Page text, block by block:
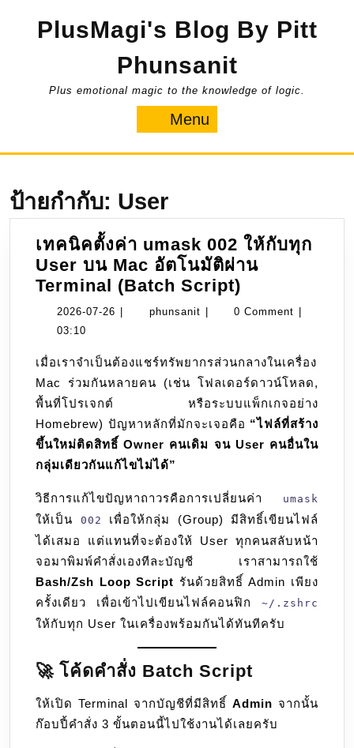
PlusMagi's Blog By Pitt
Phunsanit
Plus emotional magic to the knowledge of logic.
Menu
ป้ายกำกับ: User
เทคนิคตั้งค่า umask 002 ให้กับทุก
User บน Mac อัตโนมัติผ่าน
Terminal (Batch Script)
ตั้ง
002
ให้
กับ
ทุก
User
Mac
อัตโนมัติ
Terminal
(Batch
Script)
2026-07-26 2026- phunsanit phunsanit0 Comment
03:10
เมื่อเราจำเป็นต้องแชร์ทรัพยากรส่วนกลางในเครื่อง
Mac ร่วมกันหลายคน (เช่น โฟลเดอร์ดาวน์โหลด,
พื้นที่โปรเจกต์ หรือระบบแพ็กเกจอย่าง
Homebrew) ปัญหาหลักที่มักจะเจอคือ “ไฟล์ที่สร้าง
ขึ้นใหม่ติดสิทธิ์ Owner คนเดิม จน User คนอื่นใน
กลุ่มเดียวกันแก้ไขไม่ได้”
วิธีการแก้ไขปัญหาถาวรคือการเปลี่ยนค่า umask
ให้เป็น 002
เพื่อให้กลุ่ม (Group) มีสิทธิ์เขียนไฟล์
ได้เสมอ แต่แทนที่จะต้องให้ User ทุกคนสลับหน้า
จอมาพิมพ์คำสั่งเองทีละบัญชี เราสามารถใช้
Bash/Zsh Loop Script รันด้วยสิทธิ์ Admin เพียง
ครั้งเดียว เพื่อเข้าไปเขียนไฟล์คอนฟิก ~/.zshrc
ให้กับทุก User ในเครื่องพร้อมกันได้ทันทีครับ
🚀 โค้ดคำสั่ง Batch Script
ให้เปิด Terminal จากบัญชีที่มีสิทธิ์ Admin จากนั้น
ก๊อบปี้คำสั่ง 3 ขั้นตอนนี้ไปใช้งานได้เลยครับ